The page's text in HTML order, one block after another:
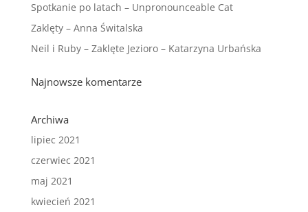
Spotkanie po latach – Unpronounceable Cat
Zaklęty – Anna Świtalska
Neil i Ruby – Zaklęte Jezioro – Katarzyna Urbańska
Najnowsze komentarze
Archiwa
lipiec 2021
czerwiec 2021
maj 2021
kwiecień 2021